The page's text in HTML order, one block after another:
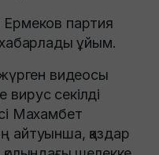
партия
ұйым.
видеосы
секілді
Махамбет
айтуынша, қаздар